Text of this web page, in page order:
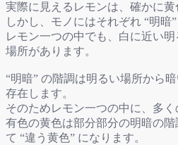
実際に見えるレモンは、確かに黄
しかし、モノにはそれぞれ “明暗”
レモン一つの中でも、白に近い
場所があります。
“明暗” の階調は明るい場所から
存在します。
そのためレモン一つの中に、多
有色の黄色は部分部分の明暗の
て “違う黄色” になります。